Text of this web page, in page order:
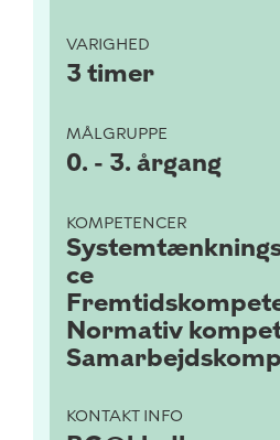
VARIGHED
3 timer
MÅLGRUPPE
0. - 3. årgang
KOMPETENCER
ce
Normativ
KONTAKT INFO